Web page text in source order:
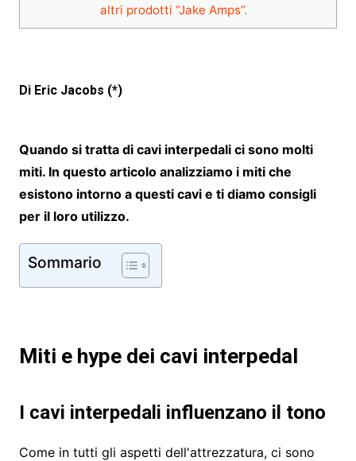
altri prodotti “Jake Amps”.
Di Eric Jacobs (*)
Quando si tratta di cavi interpedali ci sono molti
miti. In questo articolo analizziamo i miti che
esistono intorno a questi cavi e ti diamo consigli
per il loro utilizzo.
Sommario
Miti e hype dei cavi interpedal
I cavi interpedali influenzano il tono
Come in tutti gli aspetti dell'attrezzatura, ci sono